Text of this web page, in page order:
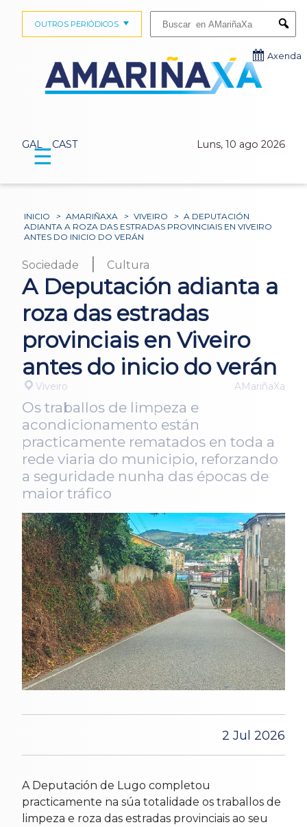
GAL CAST Luns, 10 ago 2026
OUTROS PERIÓDICOS
Axenda
☰
INICIO > AMARIÑAXA > VIVEIRO > A DEPUTACIÓN
ADIANTA A ROZA DAS ESTRADAS PROVINCIAIS EN VIVEIRO
ANTES DO INICIO DO VERÁN
Sociedade | Cultura
A Deputación adianta a
roza das estradas
provinciais en Viveiro
antes do inicio do verán
Viveiro AMariñaXa
Os traballos de limpeza e
acondicionamento están
practicamente rematados en toda a
rede viaria do municipio, reforzando
a seguridade nunha das épocas de
maior tráfico
2 Jul 2026
A Deputación de Lugo completou
practicamente na súa totalidade os traballos de
limpeza e roza das estradas provinciais ao seu